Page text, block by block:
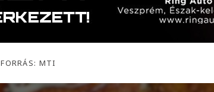
FORRÁS: MTI